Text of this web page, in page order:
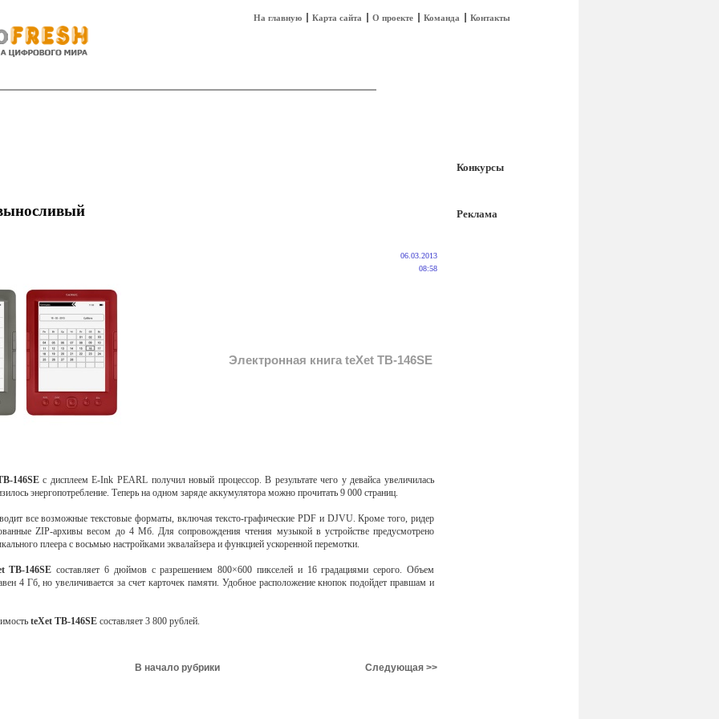
На главную Карта сайта О проекте Команда Контакты
Электронная книга teXet TB-146SE
06.03.2013
08:58
146SEс дисплеем E-Ink PEARL получил новый процессор. В результате чего у девайса увеличилась
энергопотребление. Теперь на одном заряде аккумулятора можно прочитать 9 000 страниц.
все возможные текстовые форматы, включая тексто-графические PDF и DJVU. Кроме того, ридер
ZIP-архивы весом до 4 Мб. Для сопровождения чтения музыкой в устройстве предусмотрено
плеера с восьмью настройками эквалайзера и функцией ускоренной перемотки.
TB-146SE составляет 6 дюймов с разрешением 800×600 пикселей и 16 градациями серого. Объем
4 Гб, но увеличивается за счет карточек памяти. Удобное расположение кнопок подойдет правшам и
teXet TB-146SE составляет 3 800 рублей.
В начало рубрики Следующая >>
Конкурсы
Реклама